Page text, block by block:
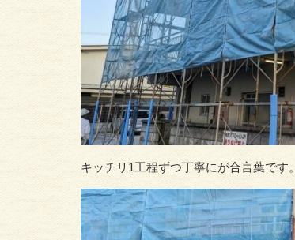
キッチリ1工程ずつ丁寧にが合言葉です。